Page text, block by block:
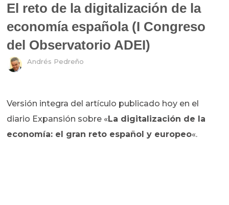
El reto de la digitalización de la
economía española (I Congreso
del Observatorio ADEI)
Andrés Pedreño
Versión integra del artículo publicado hoy en el
diario Expansión sobre «La digitalización de la
economía: el gran reto español y europeo«.